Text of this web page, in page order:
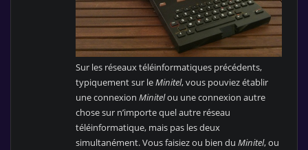
Sur les réseaux téléinformatiques précédents,
typiquement sur leMinitel, vous pouviez établir
une connexionMinitelou une connexion autre
chose sur n’importe quel autre réseau
téléinformatique, mais pas les deux
simultanément. Vous faisiez ou bien duMinitel, ou